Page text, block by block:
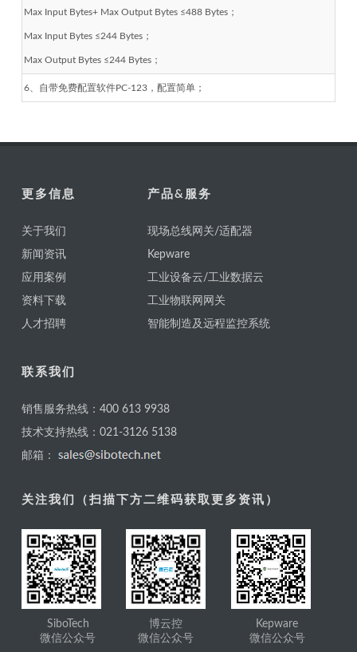
Max Input Bytes+ Max Output Bytes ≤488 Bytes；
Max Input Bytes ≤244 Bytes；
Max Output Bytes ≤244 Bytes；
6、自带免费配置软件PC-123，配置简单；
更多信息
关于我们
新闻资讯
应用案例
资料下载
人才招聘
产品&服务
现场总线网关/适配器
Kepware
工业设备云/工业数据云
工业物联网网关
智能制造及远程监控系统
联系我们
销售服务热线：400 613 9938
技术支持热线：021-3126 5138
邮箱：
关注我们（扫描下方二维码获取更多资讯）
SiboTech
微信公众号
博云控
微信公众号
Kepware
微信公众号